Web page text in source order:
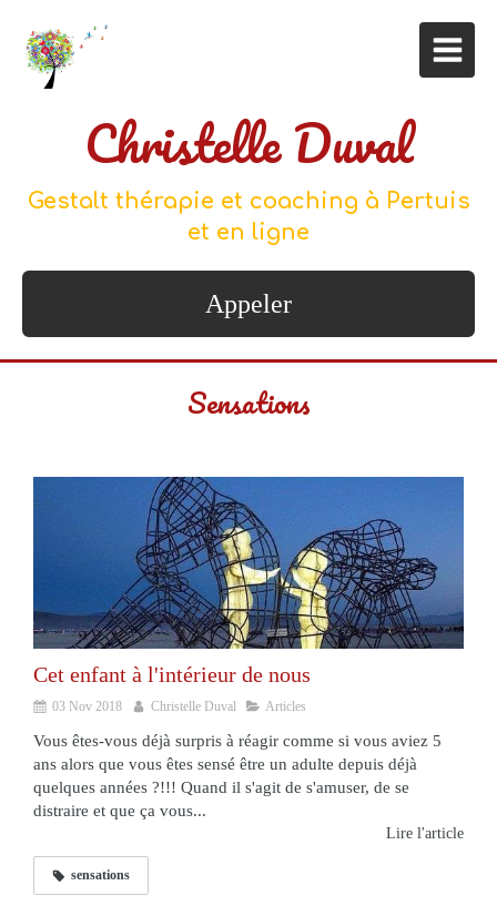
Christelle Duval
Gestalt thérapie et coaching à Pertuis
et en ligne
Appeler
Sensations
Cet enfant à l'intérieur de nous
03 Nov 2018 Christelle Duval Articles
Vous êtes-vous déjà surpris à réagir comme si vous aviez 5
ans alors que vous êtes sensé être un adulte depuis déjà
quelques années ?!!! Quand il s'agit de s'amuser, de se
distraire et que ça vous...
Lire l'article
sensations